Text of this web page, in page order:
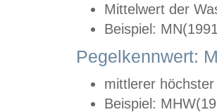
Mittelwert der
Beispiel:
Pegelkennwert:
mittlerer
Beispiel: